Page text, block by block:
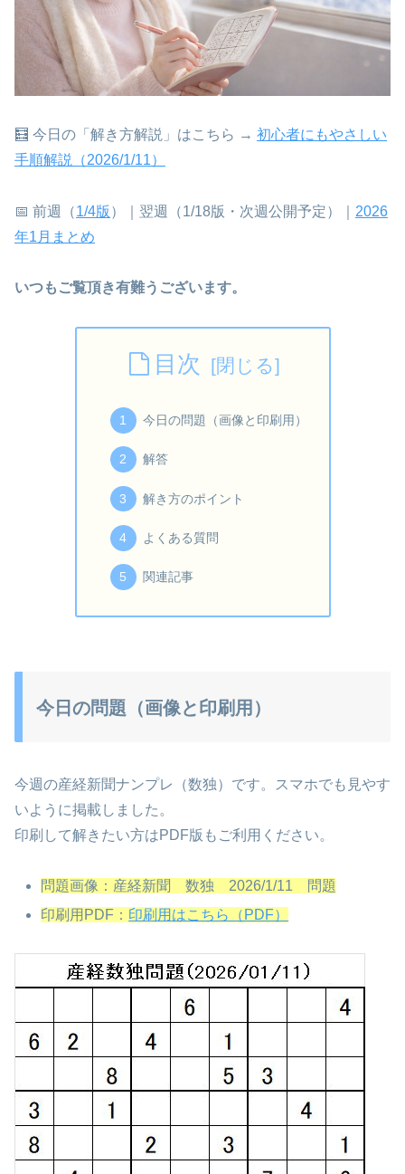
🧮 今日の「解き方解説」はこちら → 初心者にもやさしい
手順解説（2026/1/11）
📅 前週（1/4版 ）｜翌週（1/18版・次週公開予定）｜ 2026
年1月まとめ
いつもご覧頂き有難うございます。
目次
今日の問題（画像と印刷用）
解答
解き方のポイント
よくある質問
関連記事
今日の問題（画像と印刷用）
今週の産経新聞ナンプレ（数独）です。スマホでも見やす
いように掲載しました。
印刷して解きたい方はPDF版もご利用ください。
問題画像：産経新聞 数独 2026/1/11 問題
印刷用PDF： 印刷用はこちら（PDF）